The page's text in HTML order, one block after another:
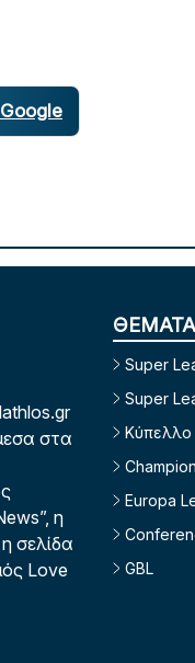
στα
η
σελίδα
Love
ΘΕΜΑΤΑ
Super
Super
Europa
GBL